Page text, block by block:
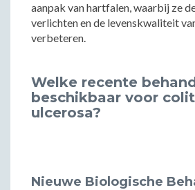
aanpak van hartfalen, waarbij ze
verlichten en de levenskwaliteit
verbeteren.
Welke recente
beschikbaar voor
ulcerosa?
Nieuwe Biologische